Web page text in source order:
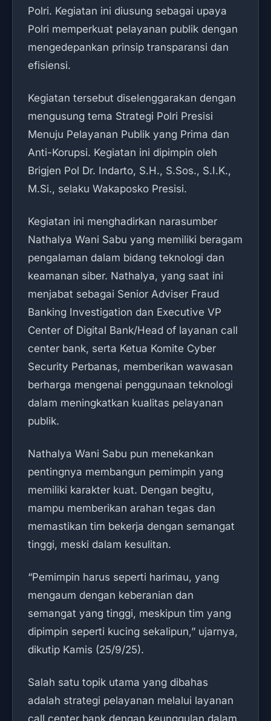
Polri. Kegiatan ini diusung sebagai upaya
Polri memperkuat pelayanan publik dengan
mengedepankan prinsip transparansi dan
efisiensi.
Kegiatan tersebut diselenggarakan dengan
mengusung tema Strategi Polri Presisi
Menuju Pelayanan Publik yang Prima dan
Anti-Korupsi. Kegiatan ini dipimpin oleh
Brigjen Pol Dr. Indarto, S.H., S.Sos., S.I.K.,
M.Si., selaku Wakaposko Presisi.
Kegiatan ini menghadirkan narasumber
Nathalya Wani Sabu yang memiliki beragam
pengalaman dalam bidang teknologi dan
keamanan siber. Nathalya, yang saat ini
menjabat sebagai Senior Adviser Fraud
Banking Investigation dan Executive VP
Center of Digital Bank/Head of layanan call
center bank, serta Ketua Komite Cyber
Security Perbanas, memberikan wawasan
berharga mengenai penggunaan teknologi
dalam meningkatkan kualitas pelayanan
publik.
Nathalya Wani Sabu pun menekankan
pentingnya membangun pemimpin yang
memiliki karakter kuat. Dengan begitu,
mampu memberikan arahan tegas dan
memastikan tim bekerja dengan semangat
tinggi, meski dalam kesulitan.
“Pemimpin harus seperti harimau, yang
mengaum dengan keberanian dan
semangat yang tinggi, meskipun tim yang
dipimpin seperti kucing sekalipun,” ujarnya,
dikutip Kamis (25/9/25).
Salah satu topik utama yang dibahas
adalah strategi pelayanan melalui layanan
call center bank dengan keunggulan dalam